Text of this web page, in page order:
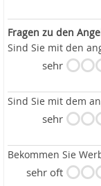
Fragen zu den
Sind Sie mit den
sehr
Sind Sie mit dem
sehr
Bekommen Sie
sehr oft